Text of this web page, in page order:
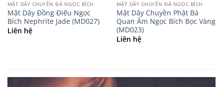
MẶT DÂY CHUYỀN ĐÁ NGỌC BÍCH
Mặt Dây Đồng Điếu Ngọc
Bích Nephrite Jade (MD027)
Liên hệ
MẶT DÂY CHUYỀN ĐÁ NGỌC BÍCH
Mặt Dây Chuyền Phật Bà
Quan Âm Ngọc Bích Bọc Vàng
(MD023)
Liên hệ